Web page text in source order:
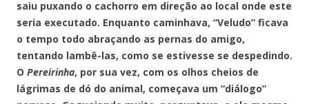
saiu puxando o cachorro em direção ao local onde este
seria executado. Enquanto caminhava, “Veludo” ficava
o tempo todo abraçando as pernas do amigo,
tentando lambê-las, como se estivesse se despedindo.
O Pereirinha, por sua vez, com os olhos cheios de
lágrimas de dó do animal, começava um “diálogo”